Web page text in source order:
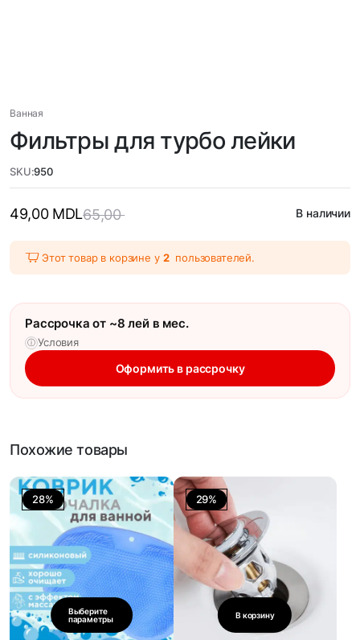
Ванная
Фильтры для турбо лейки
SKU:950
65,00
49,00 MDL В наличии
Этот товар в корзине у 2 пользователей.
Рассрочка от ~8 лей в мес.
ⓘ Условия
Оформить в рассрочку
Похожие товары
28%
Выберите
параметры
29%
В корзину